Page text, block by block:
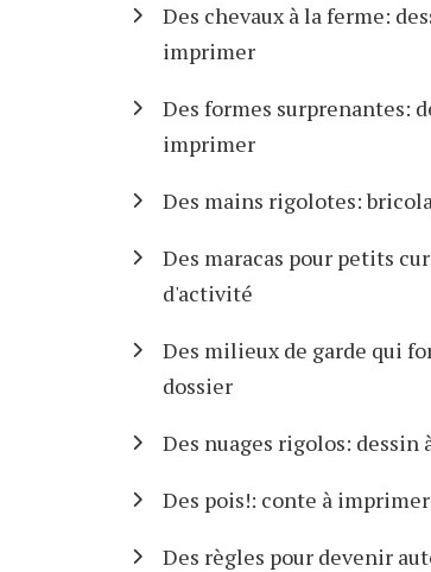
Des chevaux à la ferme:
imprimer
Des formes surprenantes:
imprimer
Des mains rigolotes:
Des maracas pour petits
d'activité
Des milieux de garde qui
dossier
Des nuages rigolos: dessin
Des pois!: conte à imprimer
Des règles pour devenir